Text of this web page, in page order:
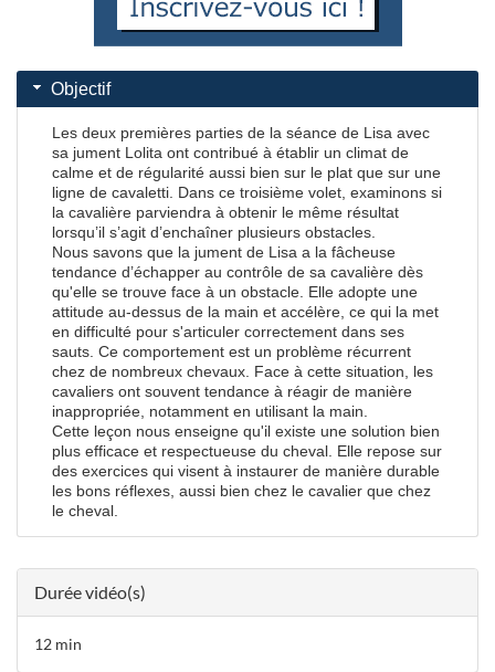
Objectif
Les deux premières parties de la séance de Lisa avec
sa jument Lolita ont contribué à établir un climat de
calme et de régularité aussi bien sur le plat que sur une
ligne de cavaletti. Dans ce troisième volet, examinons si
la cavalière parviendra à obtenir le même résultat
lorsqu’il s’agit d’enchaîner plusieurs obstacles.
Nous savons que la jument de Lisa a la fâcheuse
tendance d’échapper au contrôle de sa cavalière dès
qu'elle se trouve face à un obstacle. Elle adopte une
attitude au-dessus de la main et accélère, ce qui la met
en difficulté pour s'articuler correctement dans ses
sauts. Ce comportement est un problème récurrent
chez de nombreux chevaux. Face à cette situation, les
cavaliers ont souvent tendance à réagir de manière
inappropriée, notamment en utilisant la main.
Cette leçon nous enseigne qu'il existe une solution bien
plus efficace et respectueuse du cheval. Elle repose sur
des exercices qui visent à instaurer de manière durable
les bons réflexes, aussi bien chez le cavalier que chez
le cheval.
Durée vidéo(s)
12 min